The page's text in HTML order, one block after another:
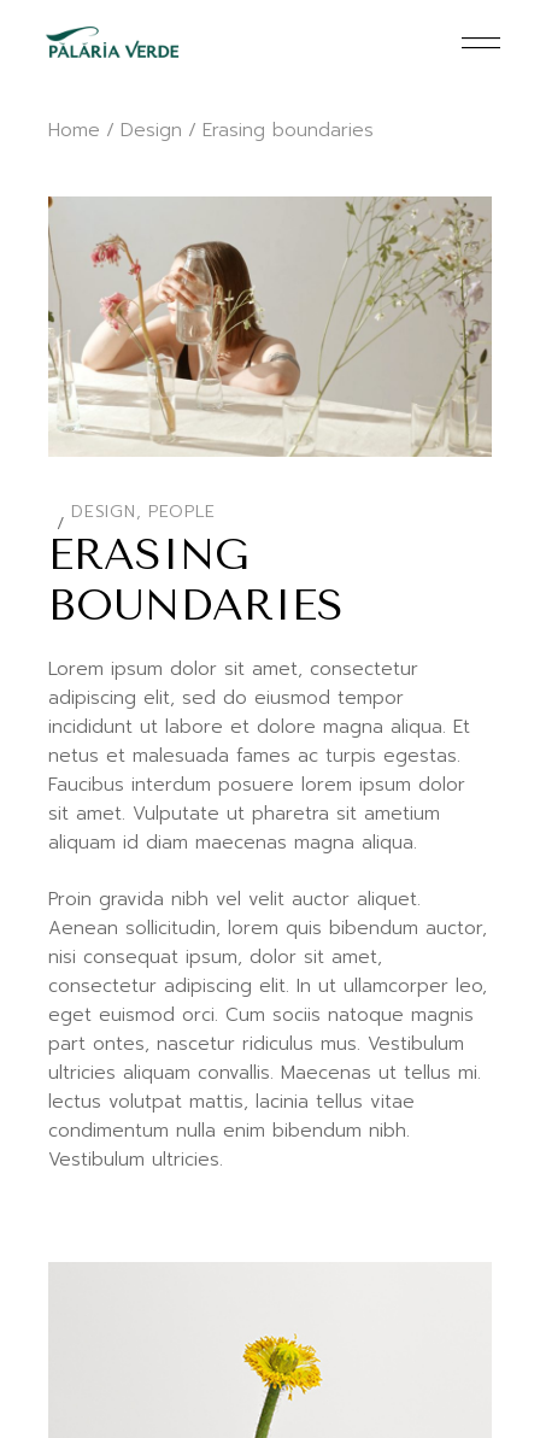
Home Design Erasing boundaries
DESIGN, PEOPLE
ERASING
BOUNDARIES
Lorem ipsum dolor sit amet, consectetur
adipiscing elit, sed do eiusmod tempor
incididunt ut labore et dolore magna aliqua. Et
netus et malesuada fames ac turpis egestas.
Faucibus interdum posuere lorem ipsum dolor
sit amet. Vulputate ut pharetra sit ametium
aliquam id diam maecenas magna aliqua.
Proin gravida nibh vel velit auctor aliquet.
Aenean sollicitudin, lorem quis bibendum auctor,
nisi consequat ipsum, dolor sit amet,
consectetur adipiscing elit. In ut ullamcorper leo,
eget euismod orci. Cum sociis natoque magnis
part ontes, nascetur ridiculus mus. Vestibulum
ultricies aliquam convallis. Maecenas ut tellus mi.
lectus volutpat mattis, lacinia tellus vitae
condimentum nulla enim bibendum nibh.
Vestibulum ultricies.